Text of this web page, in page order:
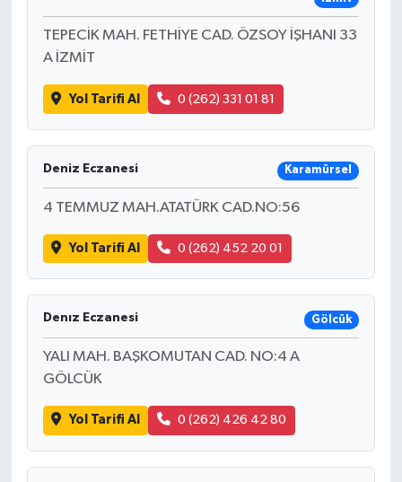
TEPECİK MAH. FETHİYE CAD. ÖZSOY İŞHANI 33
A İZMİT
Yol Tarifi Al 0 (262) 331 01 81
Deniz Eczanesi Karamürsel
4 TEMMUZ MAH.ATATÜRK CAD.NO:56
Yol Tarifi Al 0 (262) 452 20 01
Denız Eczanesi Gölcük
YALI MAH. BAŞKOMUTAN CAD. NO:4 A
GÖLCÜK
Yol Tarifi Al 0 (262) 426 42 80